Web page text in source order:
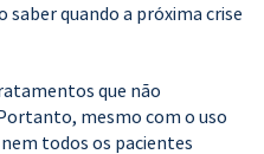
saber quando a próxima crise
que não
mesmo com o uso
todos os pacientes